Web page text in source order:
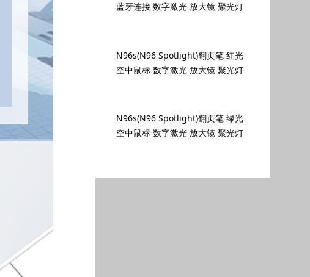
蓝牙连接 数字激光 放大镜 聚光灯
N96s(N96 Spotlight)翻页笔 红光
空中鼠标 数字激光 放大镜 聚光灯
N96s(N96 Spotlight)翻页笔 绿光
空中鼠标 数字激光 放大镜 聚光灯